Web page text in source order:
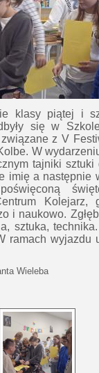
klasy piątej i
się w
z V
W
tajniki
imię a następnie
Kolejarz,
i naukowo.
sztuka,
ramach
Wieleba